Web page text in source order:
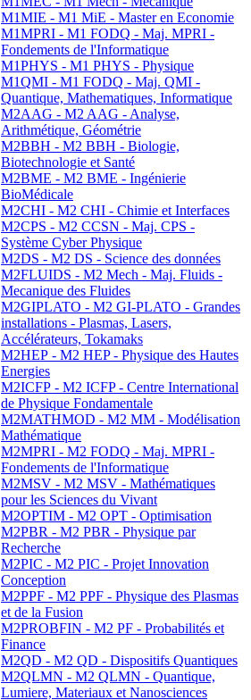
M1MIE - M1 MiE - Master en Economie
M1MPRI - M1 FODQ - Maj. MPRI -
Fondements de l'Informatique
M1PHYS - M1 PHYS - Physique
M1QMI - M1 FODQ - Maj. QMI -
Quantique, Mathematiques, Informatique
M2AAG - M2 AAG - Analyse,
Arithmétique, Géométrie
M2BBH - M2 BBH - Biologie,
Biotechnologie et Santé
M2BME - M2 BME - Ingénierie
BioMédicale
M2CHI - M2 CHI - Chimie et Interfaces
M2CPS - M2 CCSN - Maj. CPS -
Système Cyber Physique
M2DS - M2 DS - Science des données
M2FLUIDS - M2 Mech - Maj. Fluids -
Mecanique des Fluides
M2GIPLATO - M2 GI-PLATO - Grandes
installations - Plasmas, Lasers,
Accélérateurs, Tokamaks
M2HEP - M2 HEP - Physique des Hautes
Energies
M2ICFP - M2 ICFP - Centre International
de Physique Fondamentale
M2MATHMOD - M2 MM - Modélisation
Mathématique
M2MPRI - M2 FODQ - Maj. MPRI -
Fondements de l'Informatique
M2MSV - M2 MSV - Mathématiques
pour les Sciences du Vivant
M2OPTIM - M2 OPT - Optimisation
M2PBR - M2 PBR - Physique par
Recherche
M2PIC - M2 PIC - Projet Innovation
Conception
M2PPF - M2 PPF - Physique des Plasmas
et de la Fusion
M2PROBFIN - M2 PF - Probabilités et
Finance
M2QD - M2 QD - Dispositifs Quantiques
M2QLMN - M2 QLMN - Quantique,
Lumiere, Materiaux et Nanosciences